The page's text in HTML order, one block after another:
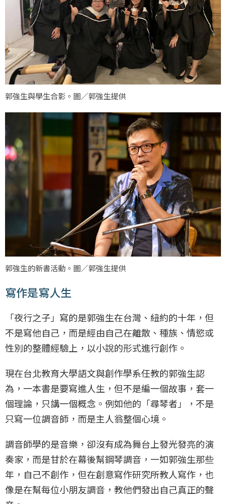
郭強生與學生合影。圖／郭強生提供
郭強生的新書活動。圖／郭強生提供
寫作是寫人生
「夜行之子」寫的是郭強生在台灣、紐約的十年，但
不是寫他自己，而是經由自己在離散、種族、情慾或
性別的整體經驗上，以小說的形式進行創作。
現在台北教育大學語文與創作學系任教的郭強生認
為，一本書是要寫進人生，但不是編一個故事，套一
個理論，只講一個概念。例如他的「尋琴者」，不是
只寫一位調音師，而是主人翁整個心境。
調音師學的是音樂，卻沒有成為舞台上發光發亮的演
奏家，而是甘於在幕後幫鋼琴調音，一如郭強生那些
年，自己不創作，但在創意寫作研究所教人寫作，也
像是在幫每位小朋友調音，教他們發出自己真正的聲